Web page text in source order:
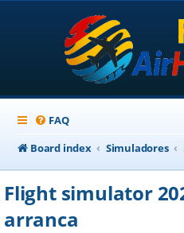
FAQ
Board index
Simuladores
Flight simulator
arranca